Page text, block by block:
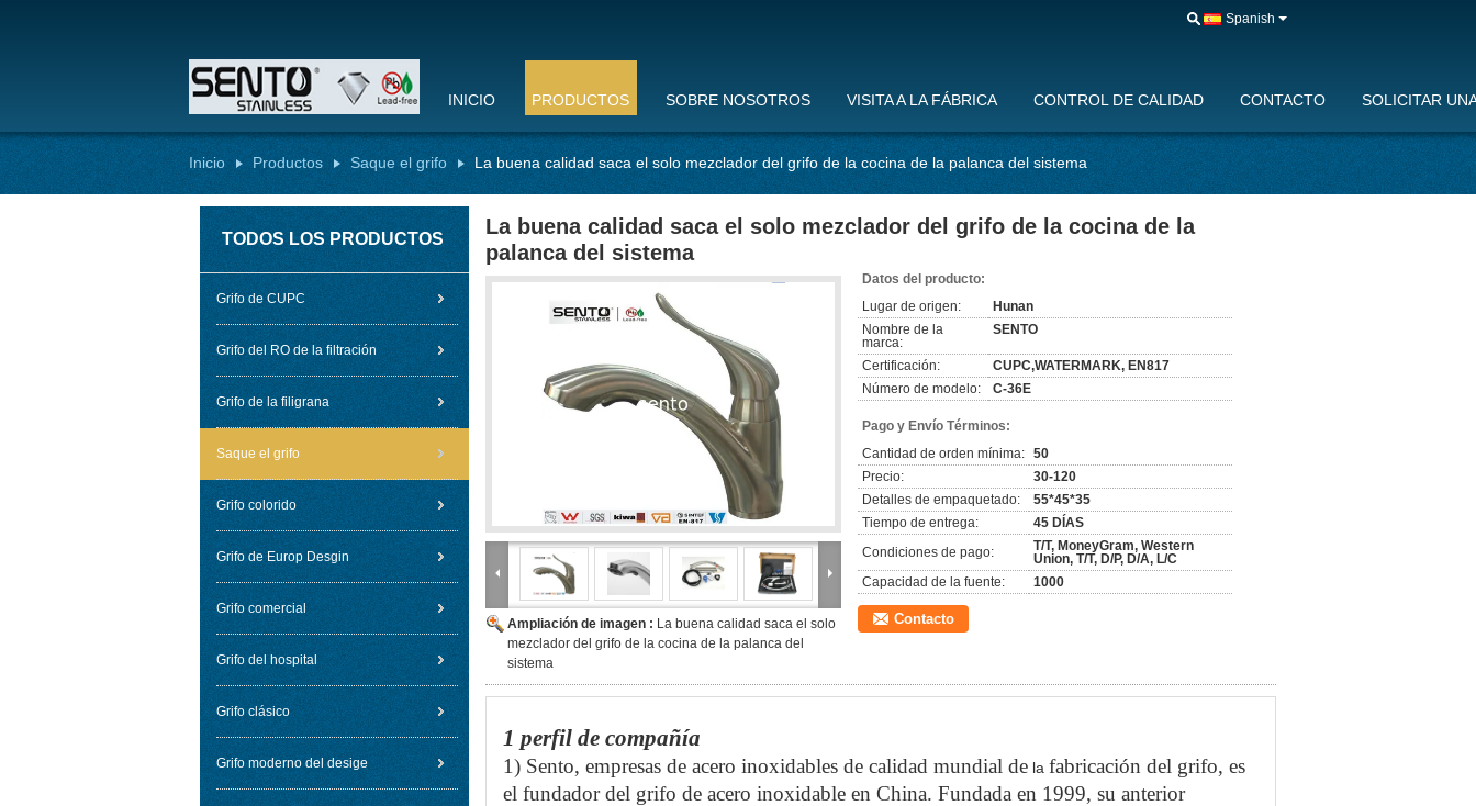
Spanish
INICIO PRODUCTOS SOBRE NOSOTROS VISITA A LA FÁBRICA CONTROL DE CALIDAD CONTACTO SOLICITAR
Inicio Productos Saque el grifo La buena calidad saca el solo mezclador del grifo de la cocina de la palanca del sistema
TODOS LOS PRODUCTOS
Grifo de CUPC
Grifo del RO de la filtración
Grifo de la filigrana
Saque el grifo
Grifo colorido
Grifo de Europ Desgin
Grifo comercial
Grifo del hospital
Grifo clásico
Grifo moderno del desige
La buena calidad saca el solo mezclador del grifo de la cocina de la
palanca del sistema
Ampliación de imagen : La buena calidad saca el solo
mezclador del grifo de la cocina de la palanca del
sistema
Datos del producto:
Lugar de origen:
Hunan
Nombre de la
marca:
SENTO
Certificación:
CUPC,WATERMARK, EN817
Número de modelo:
C-36E
Pago y Envío Términos:
Cantidad de orden mínima: 50
Precio:
30-120
Detalles de empaquetado:
55*45*35
Tiempo de entrega:
45 DÍAS
Condiciones de pago:
T/T, MoneyGram, Western
Union, T/T, D/P, D/A, L/C
Capacidad de la fuente:
1000
Contacto
1 perfil de compañía
1) Sento, empresas de acero inoxidables de calidad mundial de la fabricación del grifo, es
el fundador del grifo de acero inoxidable en China. Fundada en 1999, su anterior